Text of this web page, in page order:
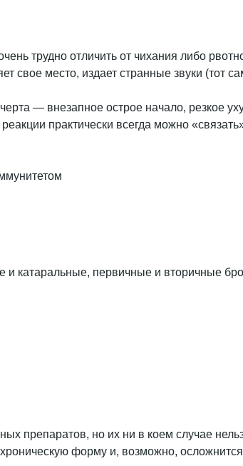
трудно отличить от чихания либо
свое место, издает странные звуки (тот
— внезапное острое начало, резкое
практически всегда можно
катаральные, первичные и вторичные
препаратов, но их ни в коем случае
форму и, возможно,